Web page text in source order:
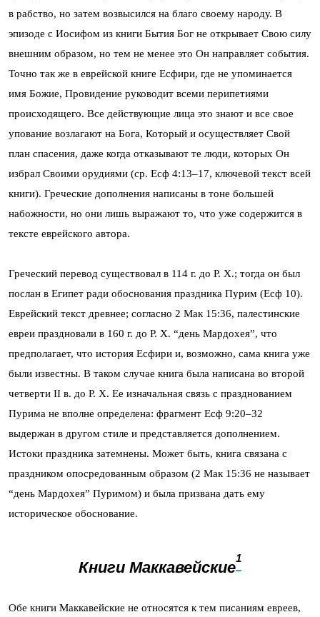
в рабство, но затем возвысился на благо своему народу. В
эпизоде с Иосифом из книги Бытия Бог не открывает Свою силу
внешним образом, но тем не менее это Он направляет события.
Точно так же в еврейской книге Есфири, где не упоминается
имя Божие, Провидение руководит всеми перипетиями
происходящего. Все действующие лица это знают и все свое
упование возлагают на Бога, Который и осуществляет Свой
план спасения, даже когда отказывают те люди, которых Он
избрал Своими орудиями (ср. Есф 4:13–17, ключевой текст всей
книги). Греческие дополнения написаны в тоне большей
набожности, но они лишь выражают то, что уже содержится в
тексте еврейского автора.
Греческий перевод существовал в 114 г. до Р. Х.; тогда он был
послан в Египет ради обоснования праздника Пурим (Есф 10).
Еврейский текст древнее; согласно 2 Мак 15:36, палестинские
евреи праздновали в 160 г. до Р. Х. “день Мардохея”, что
предполагает, что история Есфири и, возможно, сама книга уже
были известны. В таком случае книга была написана во второй
четверти II в. до Р. Х. Ее изначальная связь с празднованием
Пурима не вполне определена: фрагмент Есф 9:20–32
выдержан в другом стиле и представляется дополнением.
Истоки праздника затемнены. Может быть, книга связана с
праздником опосредованным образом (2 Мак 15:36 не называет
“день Мардохея” Пуримом) и была призвана дать ему
историческое обоснование.
Книги Маккавейские
1
Обе книги Маккавейские не относятся к тем писаниям евреев,